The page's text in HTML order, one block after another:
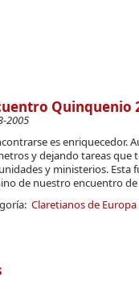
Quinquenio
2005
es enriquecedor.
y dejando tareas que
y ministerios. Esta
de nuestro encuentro
Claretianos de Europa